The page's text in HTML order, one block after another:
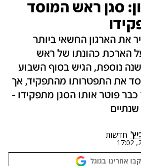
סגן ראש המוסד
את הארגון החשאי ביותר
הארכת כהונתו של ראש
נוספת, הגיש בסוף השבוע
את התפטרותו מהתפקיד, אך
פוטר אותו הסגן מתפקידו -
חדשות
אחרינו בגוגל